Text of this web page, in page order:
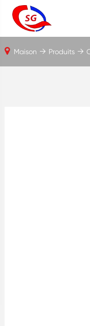
Maison Produits